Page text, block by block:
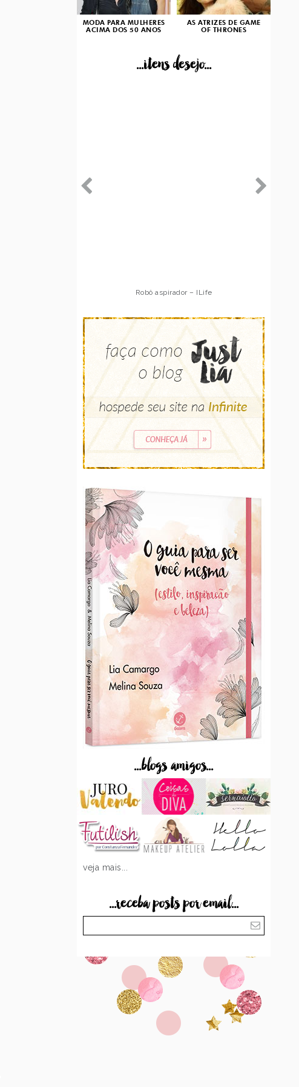
MODA PARA MULHERES
ACIMA DOS 50 ANOS
AS ATRIZES DE GAME
OF THRONES
...itens desejo...
Robô aspirador – ILife
...blogs amigos...
veja mais...
...receba posts por email...